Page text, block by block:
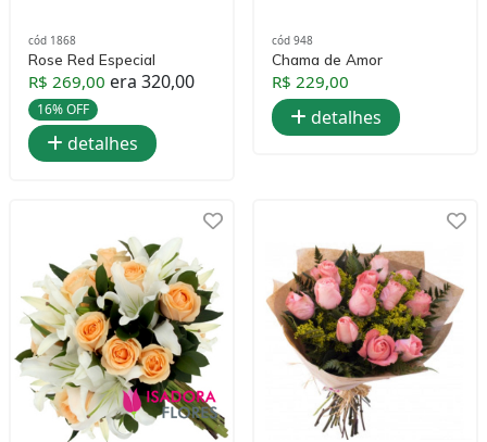
cód 1868
Rose Red Especial
R$ 269,00 era 320,00
16% OFF
detalhes
cód 948
Chama de Amor
R$ 229,00
detalhes